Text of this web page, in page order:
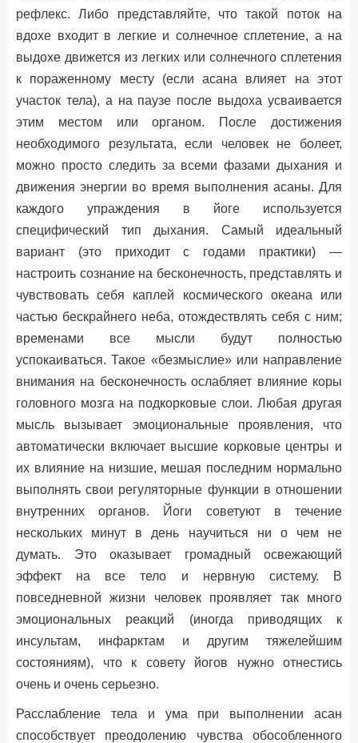
рефлекс. Либо представляйте, что такой поток на
вдохе входит в легкие и солнечное сплетение, а на
выдохе движется из легких или солнечного сплетения
к пораженному месту (если асана влияет на этот
участок тела), а на паузе после выдоха усваивается
этим местом или органом. После достижения
необходимого результата, если человек не болеет,
можно просто следить за всеми фазами дыхания и
движения энергии во время выполнения асаны. Для
каждого упраждения в йоге используется
специфический тип дыхания. Самый идеальный
вариант (это приходит с годами практики) —
настроить сознание на бесконечность, представлять и
чувствовать себя каплей космического океана или
частью бескрайнего неба, отождествлять себя с ним;
временами все мысли будут полностью
успокаиваться. Такое «безмыслие» или направление
внимания на бесконечность ослабляет влияние коры
головного мозга на подкорковые слои. Любая другая
мысль вызывает эмоциональные проявления, что
автоматически включает высшие корковые центры и
их влияние на низшие, мешая последним нормально
выполнять свои регуляторные функции в отношении
внутренних органов. Йоги советуют в течение
нескольких минут в день научиться ни о чем не
думать. Это оказывает громадный освежающий
эффект на все тело и нервную систему. В
повседневной жизни человек проявляет так много
эмоциональных реакций (иногда приводящих к
инсультам, инфарктам и другим тяжелейшим
состояниям), что к совету йогов нужно отнестись
очень и очень серьезно.
Расслабление тела и ума при выполнении асан
способствует преодолению чувства обособленного